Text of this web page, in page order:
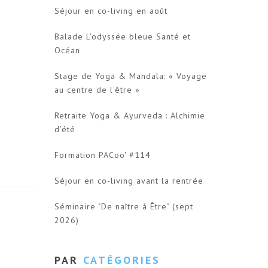
Séjour en co-living en août
Balade L'odyssée bleue Santé et
Océan
Stage de Yoga & Mandala: « Voyage
au centre de l'être »
Retraite Yoga & Ayurveda : Alchimie
d’été
Formation PACoo' #114
Séjour en co-living avant la rentrée
Séminaire "De naître à Être" (sept
2026)
PAR CATÉGORIES